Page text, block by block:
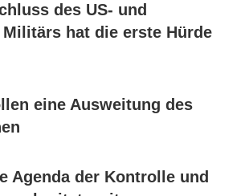
des US- und
hat die erste Hürde
eine Ausweitung des
Agenda der Kontrolle und